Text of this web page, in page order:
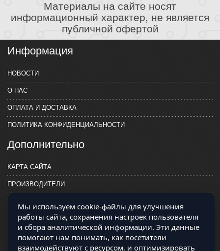
Материалы на сайте носят
информационный характер, не является
публичной офертой
Информация
НОВОСТИ
О НАС
ОПЛАТА И ДОСТАВКА
ПОЛИТИКА КОНФИДЕНЦИАЛЬНОСТИ
Дополнительно
КАРТА САЙТА
ПРОИЗВОДИТЕЛИ
КОНТАКТЫ
Мы используем cookie-файлы для улучшения
работы сайта, сохранения настроек пользователя
и сбора аналитической информации. Эти данные
помогают нам понимать, как посетители
взаимодействуют с ресурсом, и оптимизировать